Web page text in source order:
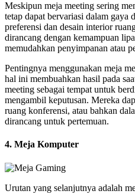
Meskipun meja meeting sering
tetap dapat bervariasi dalam gaya
preferensi dan desain interior
dirancang dengan kemampuan
memudahkan penyimpanan atau
Pentingnya menggunakan meja
hal ini membuahkan hasil pada
meeting sebagai tempat untuk
mengambil keputusan. Mereka
ruang konferensi, atau bahkan
dirancang untuk pertemuan.
4. Meja Komputer
Urutan yang selanjutnya adalah